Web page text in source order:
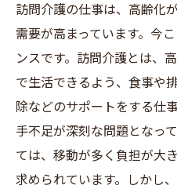
訪問介護の仕事は、高齢化
需要が高まっています。今
ンスです。訪問介護とは、
で生活できるよう、食事や
除などのサポートをする仕
手不足が深刻な問題となっ
ては、移動が多く負担が大
求められています。しかし